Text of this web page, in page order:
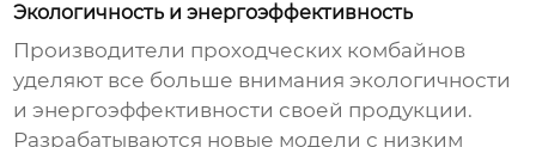
Экологичность и энергоэффективность
Производители проходческих комбайнов
уделяют все больше внимания экологичности
и энергоэффективности своей продукции.
Разрабатываются новые модели с низким